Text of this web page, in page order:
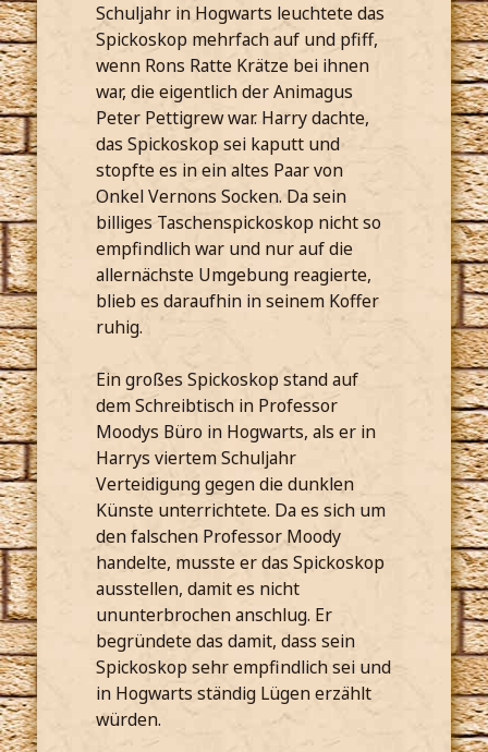
Schuljahr in Hogwarts leuchtete das
Spickoskop mehrfach auf und pfiff,
wenn Rons Ratte Krätze bei ihnen
war, die eigentlich der Animagus
Peter Pettigrew war. Harry dachte,
das Spickoskop sei kaputt und
stopfte es in ein altes Paar von
Onkel Vernons Socken. Da sein
billiges Taschenspickoskop nicht so
empfindlich war und nur auf die
allernächste Umgebung reagierte,
blieb es daraufhin in seinem Koffer
ruhig.
Ein großes Spickoskop stand auf
dem Schreibtisch in Professor
Moodys Büro in Hogwarts, als er in
Harrys viertem Schuljahr
Verteidigung gegen die dunklen
Künste unterrichtete. Da es sich um
den falschen Professor Moody
handelte, musste er das Spickoskop
ausstellen, damit es nicht
ununterbrochen anschlug. Er
begründete das damit, dass sein
Spickoskop sehr empfindlich sei und
in Hogwarts ständig Lügen erzählt
würden.